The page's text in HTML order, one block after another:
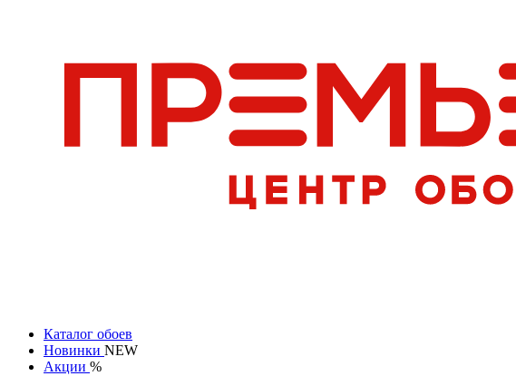
Каталог обоев
Новинки NEW
Акции %